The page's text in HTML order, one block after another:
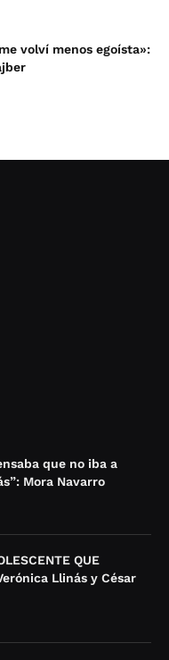
volví menos egoísta»:
que no iba a
Mora Navarro
QUE
Llinás y César